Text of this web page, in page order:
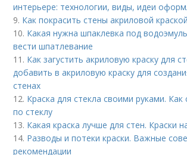
интерьере: технологии, виды, идеи
9. Как покрасить стены акриловой
10. Какая нужна шпаклевка под
вести шпатлевание
11. Как загустить акриловую краску для
добавить в акриловую краску для
стенах
12. Краска для стекла своими руками. Как
по стеклу
13. Какая краска лучше для стен. Краски
14. Разводы и потеки краски. Важные
рекомендации